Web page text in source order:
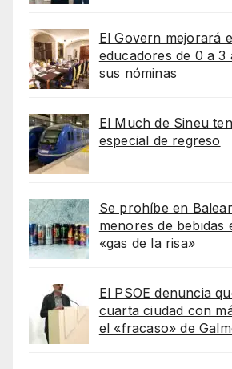
El Govern mejorará
educadores de 0 a 3
sus nóminas
El Much de Sineu
especial de regreso
Se prohíbe en
menores de bebidas
«gas de la risa»
El PSOE denuncia
cuarta ciudad con
el «fracaso» de